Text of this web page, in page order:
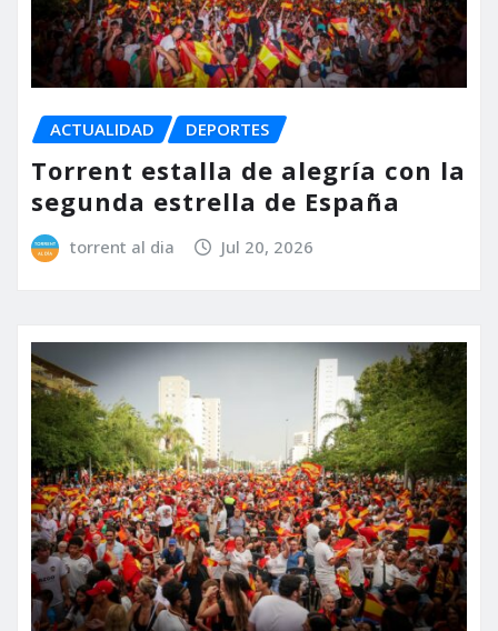
ACTUALIDAD DEPORTES
Torrent estalla de alegría con la
segunda estrella de España
torrent al dia Jul 20, 2026